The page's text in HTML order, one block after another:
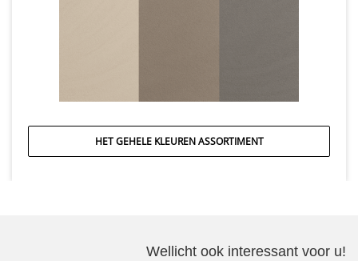
HET GEHELE KLEUREN ASSORTIMENT
Wellicht ook interessant voor u!